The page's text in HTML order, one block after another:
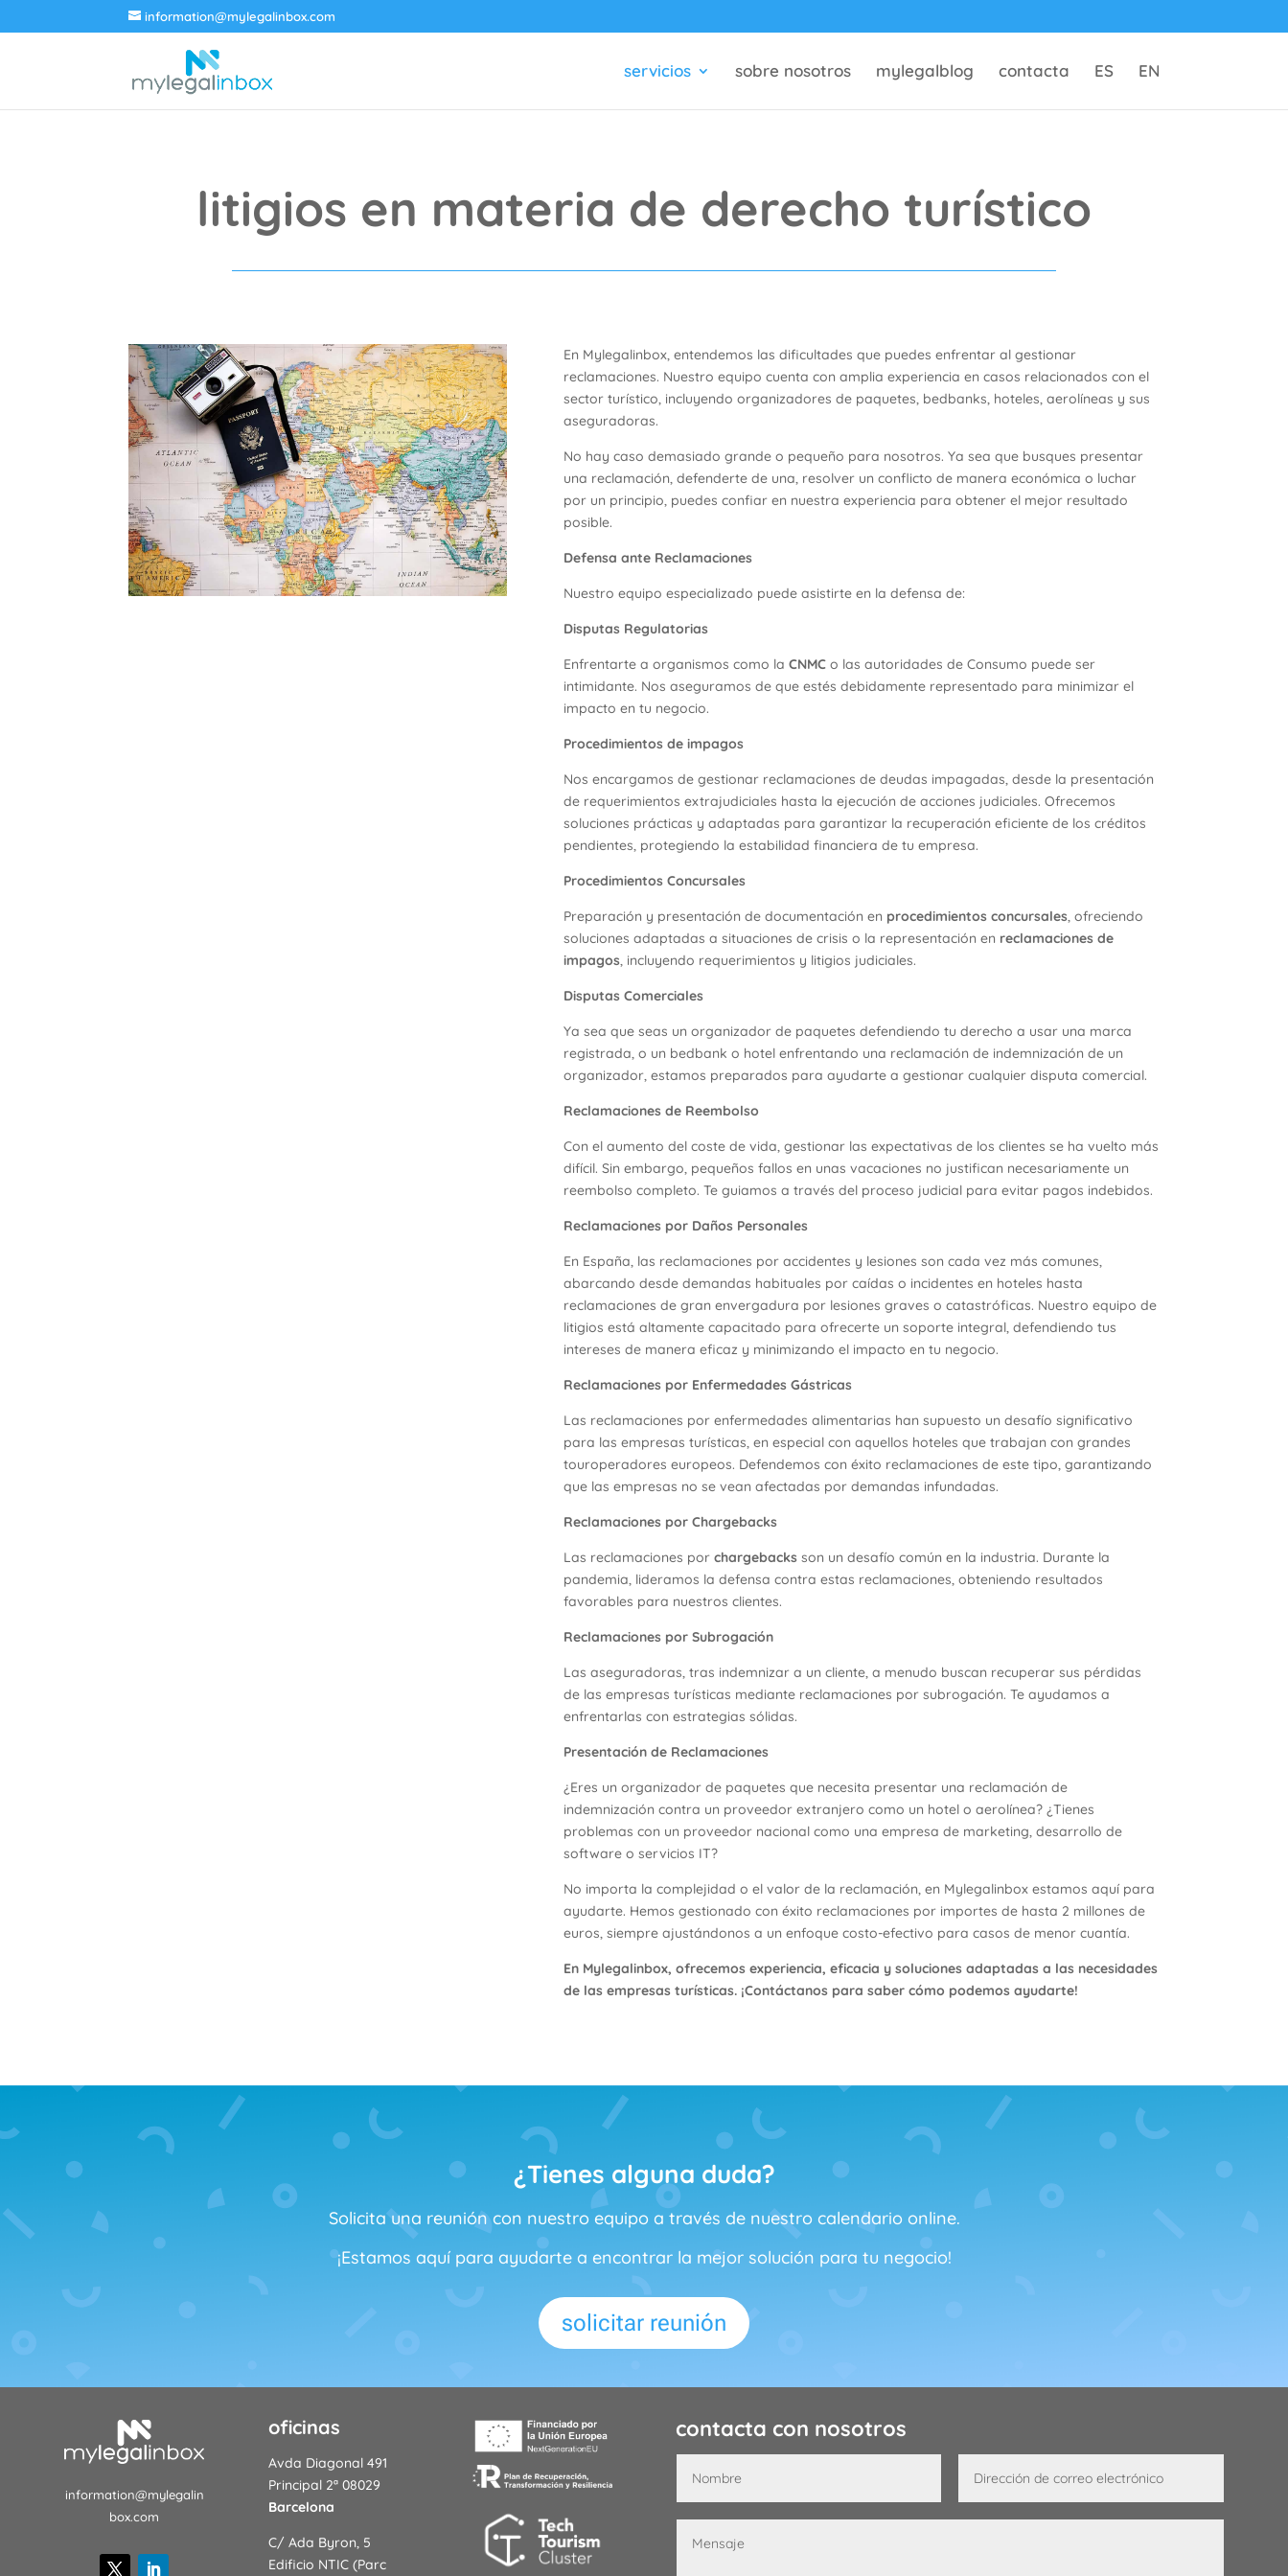
information@mylegalinbox.com
servicios sobre nosotros mylegalblog contacta ES EN
litigios en materia de derecho turístico
En Mylegalinbox, entendemos las dificultades que puedes enfrentar al gestionar
reclamaciones. Nuestro equipo cuenta con amplia experiencia en casos relacionados con el
sector turístico, incluyendo organizadores de paquetes, bedbanks, hoteles, aerolíneas y sus
aseguradoras.
No hay caso demasiado grande o pequeño para nosotros. Ya sea que busques presentar
una reclamación, defenderte de una, resolver un conflicto de manera económica o luchar
por un principio, puedes confiar en nuestra experiencia para obtener el mejor resultado
posible.
Defensa ante Reclamaciones
Nuestro equipo especializado puede asistirte en la defensa de:
Disputas Regulatorias
Enfrentarte a organismos como laCNMC o las autoridades de Consumo puede ser
intimidante. Nos aseguramos de que estés debidamente representado para minimizar el
impacto en tu negocio.
Procedimientosde impagos
Nos encargamos de gestionar reclamaciones de deudas impagadas, desde la presentación
de requerimientos extrajudiciales hasta la ejecución de acciones judiciales. Ofrecemos
soluciones prácticas y adaptadas para garantizar la recuperación eficiente de los créditos
pendientes, protegiendo la estabilidad financiera de tu empresa.
Procedimientos Concursales
Preparación y presentación de documentación en procedimientos concursales, ofreciendo
soluciones adaptadas a situaciones de crisis o la representación en reclamaciones de
impagos, incluyendo requerimientos y litigios judiciales.
Disputas Comerciales
Ya sea que seas un organizador de paquetes defendiendo tu derecho a usar una marca
registrada, o un bedbank o hotel enfrentando una reclamación de indemnización de un
organizador, estamos preparados para ayudarte a gestionar cualquier disputa comercial.
Reclamaciones de Reembolso
Con el aumento del coste de vida, gestionar las expectativas de los clientes se ha vuelto más
difícil. Sin embargo, pequeños fallos en unas vacaciones no justifican necesariamente un
reembolso completo. Te guiamos a través del proceso judicial para evitar pagos indebidos.
Reclamaciones por Daños Personales
En España, las reclamaciones por accidentes y lesiones son cada vez más comunes,
abarcando desde demandas habituales por caídas o incidentes en hoteles hasta
reclamaciones de gran envergadura por lesiones graves o catastróficas. Nuestro equipo de
litigios está altamente capacitado para ofrecerte un soporte integral, defendiendo tus
intereses de manera eficaz y minimizando el impacto en tu negocio.
Reclamaciones por Enfermedades Gástricas
Las reclamaciones por enfermedades alimentarias han supuesto un desafío significativo
para las empresas turísticas, en especial con aquellos hoteles que trabajan con grandes
touroperadores europeos. Defendemos con éxito reclamaciones de este tipo, garantizando
que las empresas no se vean afectadas por demandas infundadas.
Reclamaciones por Chargebacks
Las reclamaciones porchargebacks son un desafío común en la industria. Durante la
pandemia, lideramos la defensa contra estas reclamaciones, obteniendo resultados
favorables para nuestros clientes.
Reclamaciones por Subrogación
Las aseguradoras, tras indemnizar a un cliente, a menudo buscan recuperar sus pérdidas
de las empresas turísticas mediante reclamaciones por subrogación. Te ayudamos a
enfrentarlas con estrategias sólidas.
Presentación de Reclamaciones
¿Eres un organizador de paquetes que necesita presentar una reclamación de
indemnización contra un proveedor extranjero como un hotel o aerolínea? ¿Tienes
problemas con un proveedor nacional como una empresa de marketing, desarrollo de
software o servicios IT?
No importa la complejidad o el valor de la reclamación, en Mylegalinbox estamos aquí para
ayudarte. Hemos gestionado con éxito reclamaciones por importes de hasta 2 millones de
euros, siempre ajustándonos a un enfoque costo-efectivo para casos de menor cuantía.
En Mylegalinbox, ofrecemos experiencia, eficacia y soluciones adaptadas a las necesidades
de las empresas turísticas. ¡Contáctanos para saber cómo podemos ayudarte!
¿Tienes alguna duda?
Solicita una reunión con nuestro equipo a través de nuestro calendario online.
¡Estamos aquí para ayudarte a encontrar la mejor solución para tu negocio!
solicitar reunión
information@mylegalin
box.com
oficinas
Avda Diagonal 491
Principal 2ª 08029
Barcelona
C/ Ada Byron, 5
Edificio NTIC (Parc
contacta con nosotros